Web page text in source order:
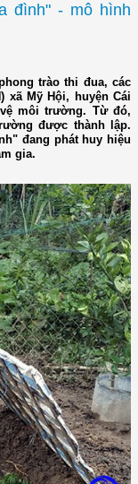
đình" - mô hình
trào thi đua, các
xã Mỹ Hội, huyện Cái
môi trường. Từ đó,
được thành lập.
đang phát huy hiệu
gia.